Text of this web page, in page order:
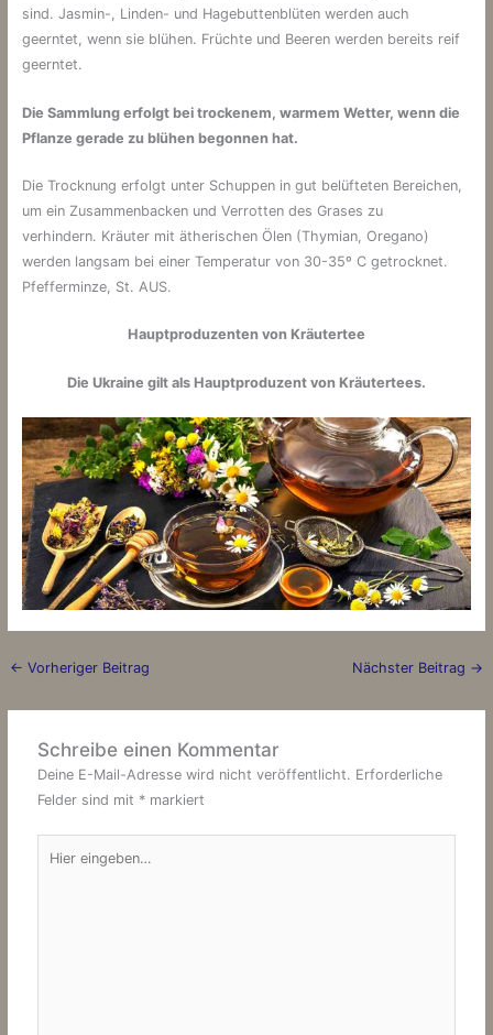
sind. Jasmin-, Linden- und Hagebuttenblüten werden auch
geerntet, wenn sie blühen. Früchte und Beeren werden bereits reif
geerntet.
Die Sammlung erfolgt bei trockenem, warmem Wetter, wenn die
Pflanze gerade zu blühen begonnen hat.
Die Trocknung erfolgt unter Schuppen in gut belüfteten Bereichen,
um ein Zusammenbacken und Verrotten des Grases zu
verhindern. Kräuter mit ätherischen Ölen (Thymian, Oregano)
werden langsam bei einer Temperatur von 30-35º C getrocknet.
Pfefferminze, St. AUS.
Hauptproduzenten von Kräutertee
Die Ukraine gilt als Hauptproduzent von Kräutertees.
← Vorheriger Beitrag Nächster Beitrag →
Schreibe einen Kommentar
Deine E-Mail-Adresse wird nicht veröffentlicht. Erforderliche
Felder sind mit * markiert
eingeben…